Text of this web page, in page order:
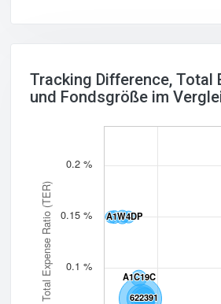
Tracking Difference, Total
und Fondsgröße im
Total Expense Ratio (TER) A1W4DP
A1W4DP
622391
622391
A1C19C
A1C19C
0.1 %
0.15 %
0.2 %